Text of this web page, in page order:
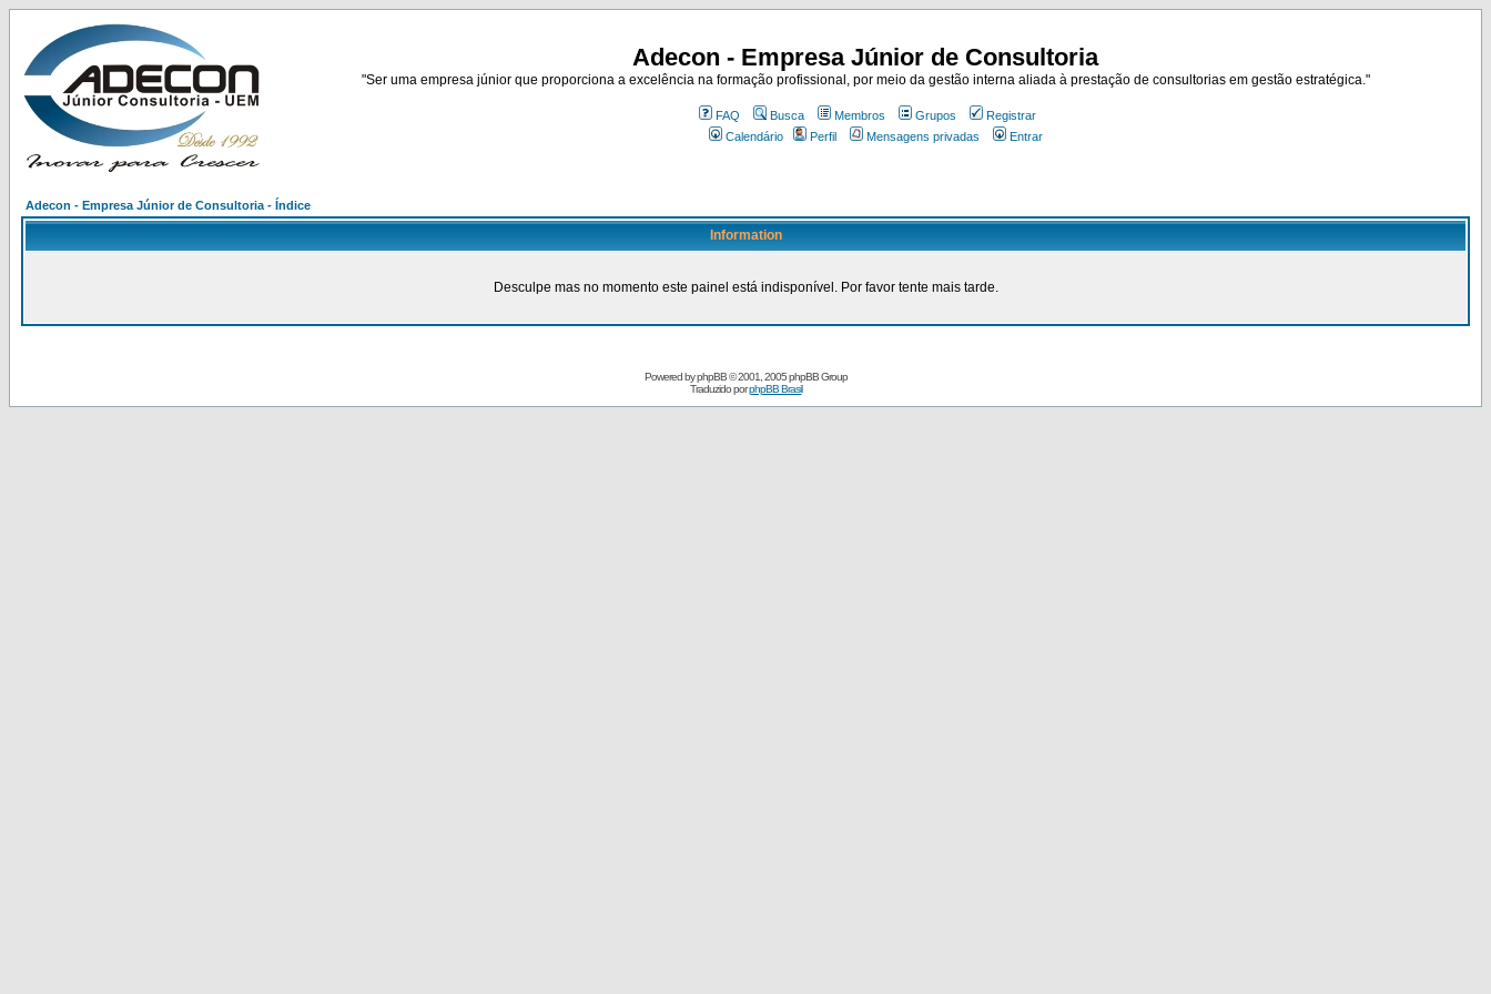
Adecon - Empresa Júnior de Consultoria
"Ser uma empresa júnior que proporciona a excelência na formação profissional, por meio da gestão interna aliada à prestação de consultorias em gestão estratégica."
FAQ Busca Membros Grupos
Registrar
Calendário
Perfil Mensagens privadas Entrar
Adecon - Empresa Júnior de Consultoria - Índice
Information
Desculpe mas no momento este painel está indisponível. Por favor tente mais tarde.
Powered byphpBB© 2001, 2005 phpBB Group
Traduzido porphpBB Brasil